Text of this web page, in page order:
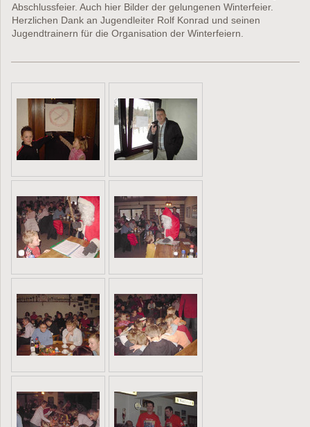
Abschlussfeier. Auch hier Bilder der gelungenen Winterfeier.
Herzlichen Dank an Jugendleiter Rolf Konrad und seinen
Jugendtrainern für die Organisation der Winterfeiern.